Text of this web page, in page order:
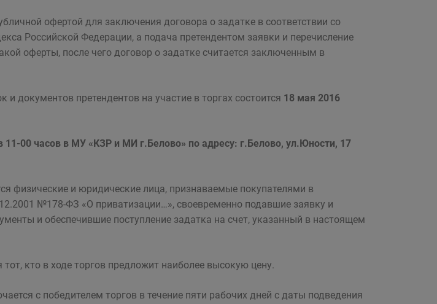
офертой для заключения договора о задатке в соответствии со
Российской Федерации, а подача претендентом заявки и перечисление
оферты, после чего договор о задатке считается заключенным в
и документов претендентов на участие в торгах состоится 18 мая 2016
11-00 часов в МУ «КЗР и МИ г.Белово» по адресу: г.Белово, ул.Юности, 17
физические и юридические лица, признаваемые покупателями в
№178-ФЗ «О приватизации…», своевременно подавшие заявку и
и обеспечившие поступление задатка на счет, указанный в настоящем
тот, кто в ходе торгов предложит наиболее высокую цену.
с победителем торгов в течение пяти рабочих дней с даты подведения